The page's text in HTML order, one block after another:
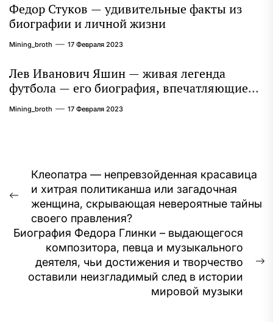
Федор Стуков — удивительные факты из
биографии и личной жизни
Mining_broth 17 Февраля 2023
Лев Иванович Яшин — живая легенда
футбола — его биография, впечатляющие
достижения и интересная личная жизнь
Mining_broth 17 Февраля 2023
Навигация
по
записям
Предыдущая
запись:
Клеопатра — непревзойденная красавица
и хитрая политиканша или загадочная
женщина, скрывающая невероятные тайны
своего правления?
Биография Федора Глинки – выдающегося
композитора, певца и музыкального
деятеля, чьи достижения и творчество
оставили неизгладимый след в истории
мировой музыки